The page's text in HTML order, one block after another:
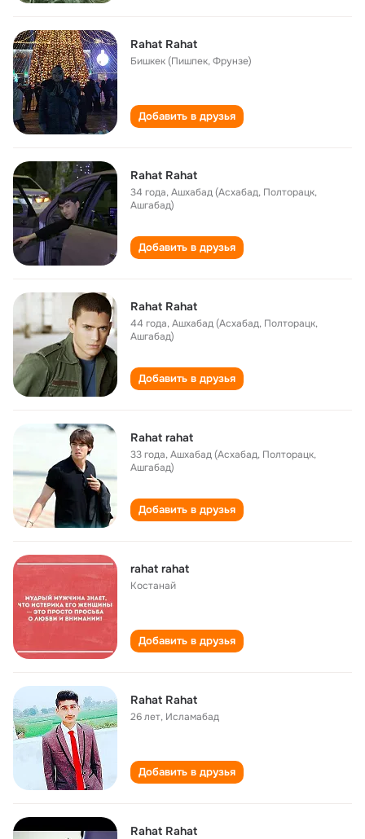
Rahat Rahat
Бишкек (Пишпек, Фрунзе)
Добавить в друзья
Rahat Rahat
34 года,Ашхабад (Асхабад, Полторацк,
Ашгабад)
Добавить в друзья
Rahat Rahat
44 года,Ашхабад (Асхабад, Полторацк,
Ашгабад)
Добавить в друзья
Rahat rahat
33 года,Ашхабад (Асхабад, Полторацк,
Ашгабад)
Добавить в друзья
rahat rahat
Костанай
Добавить в друзья
Rahat Rahat
26 лет, Исламабад
Добавить в друзья
Rahat Rahat